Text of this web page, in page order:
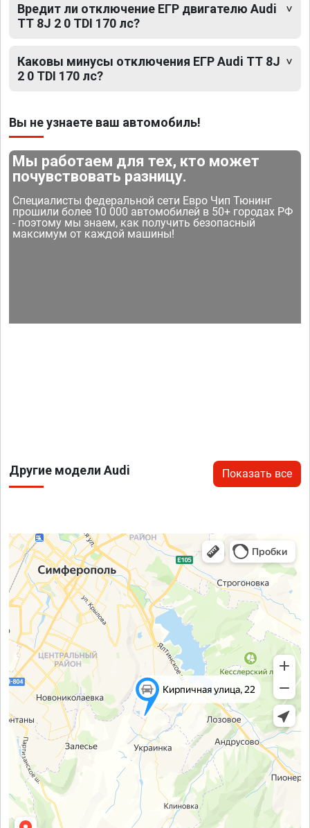
Вредит ли отключение ЕГР двигателю Audi
TT 8J 2 0 TDI 170 лс?
Каковы минусы отключения ЕГР Audi TT 8J
2 0 TDI 170 лс?
Вы не узнаете ваш автомобиль!
Мы работаем для тех, кто может
почувствовать разницу.
Специалисты федеральной сети Евро Чип Тюнинг
прошили более 10 000 автомобилей в 50+ городах РФ
- поэтому мы знаем, как получить безопасный
максимум от каждой машины!
Другие модели Audi Показать все